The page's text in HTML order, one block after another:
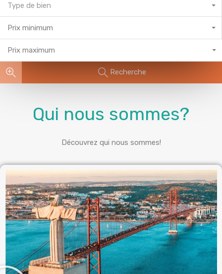
Type de bien
Prix minimum
Prix maximum
Recherche
Qui nous sommes?
Découvrez qui nous sommes!